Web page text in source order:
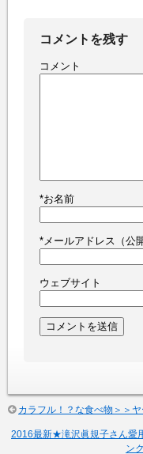
コメントを残す
コメント
*お名前
*メールアドレス（公
ウェブサイト
カラフル！？な食べ物＞＞
2016最新★滝沢眞規子さん愛
ン